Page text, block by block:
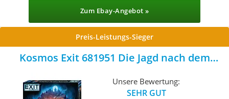
Zum Ebay-Angebot »
Preis-Leistungs-Sieger
Kosmos Exit 681951 Die Jagd nach dem
Unsere Bewertung:
SEHR GUT